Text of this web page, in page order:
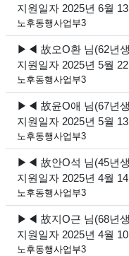
지원일자 2025년 6월
노후동행사업부3
▶◀ 故오O환 님(62년
지원일자 2025년 5월
노후동행사업부3
▶◀ 故윤O애 님(67년
지원일자 2025년 5월
노후동행사업부3
▶◀ 故안O석 님(45년
지원일자 2025년 4월
노후동행사업부3
▶◀ 故지O근 님(68년
지원일자 2025년 4월
노후동행사업부3